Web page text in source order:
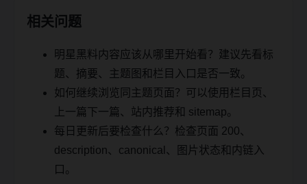
相关问题
明星黑料内容应该从哪里开始看？建议先看标
题、摘要、主题图和栏目入口是否一致。
如何继续浏览同主题页面？可以使用栏目页、
上一篇下一篇、站内推荐和 sitemap。
每日更新后要检查什么？检查页面 200、
description、canonical、图片状态和内链入
口。